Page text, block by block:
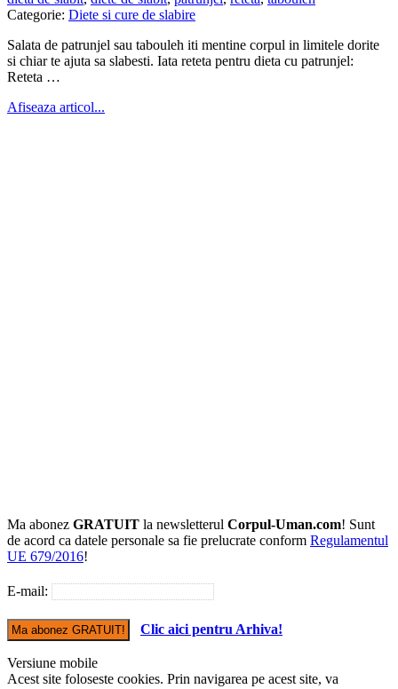
Categorie: Diete si cure de slabire
Salata de patrunjel sau tabouleh iti mentine corpul in limitele dorite
si chiar te ajuta sa slabesti. Iata reteta pentru dieta cu patrunjel:
Reteta …
Afiseaza articol...
Ma abonez GRATUIT la newsletterul Corpul-Uman.com! Sunt
de acord ca datele personale sa fie prelucrate conform Regulamentul
UE 679/2016!
E-mail:
Clic aici pentru Arhiva!
Versiune mobile
Acest site foloseste cookies. Prin navigarea pe acest site, va